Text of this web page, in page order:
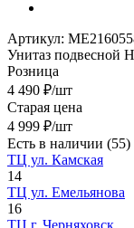
Артикул:
Унитаз подвесной
Розница
4 490 ₽/шт
Старая цена
4 999 ₽/шт
Есть в наличии (55)
ТЦ ул. Камская
14
ТЦ ул. Емельянова
16
ТЦ г. Черняховск